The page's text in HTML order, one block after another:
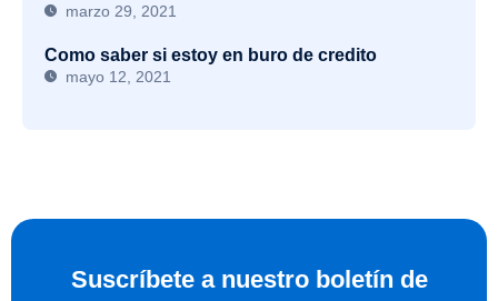
marzo 29, 2021
Como saber si estoy en buro de credito
mayo 12, 2021
Suscríbete a nuestro boletín de